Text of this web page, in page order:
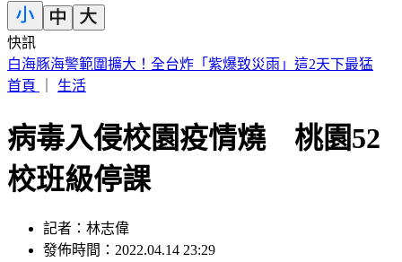
快訊
北市第3波油品抽驗！「2苦茶油」苯駢芘超標 已全面預防性
下架
病毒入侵校園疫情燒 桃園52
校班級停課
記者：林志偉